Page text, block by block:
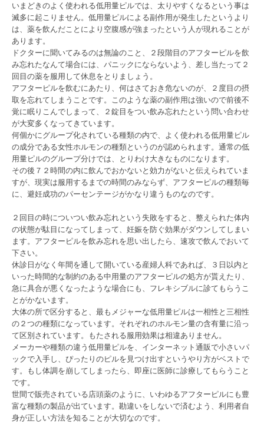
いまどきのよく使われる低用量ピルでは、太りやすくなるという事は
滅多に起こりません。低用量ピルによる副作用が発生したというより
は、薬を飲んだことにより空腹感が強まったという人が現れることが
あります。
ドクターに聞いてみるのは無論のこと、２段階目のアフターピルを飲
み忘れたなんて場合には、パニックにならないよう、差し当たって２
回目の薬を服用して休息をとりましょう。
アフターピルを飲むにあたり、何はさておき危ないのが、２度目の摂
取を忘れてしまうことです。このような薬の副作用は強いので前後不
覚に眠りこんでしまって、２錠目をつい飲み忘れたという問い合わせ
が大変多くなってきています。
何個かにグループ化されている種類の内で、よく使われる低用量ピル
の成分である女性ホルモンの種類というのが認められます。通常の低
用量ピルのグループ分けでは、とりわけ大きなものになります。
その後７２時間の内に飲んでおかないと効力がないと伝えられていま
すが、現実は服用するまでの時間のみならず、アフターピルの種類毎
に、避妊成功のパーセンテージがかなり違うものなのです。
２回目の時についつい飲み忘れという失敗をすると、整えられた体内
の状態が駄目になってしまって、妊娠を防ぐ効果がダウンしてしまい
ます。アフターピルを飲み忘れを思い出したら、速攻で飲んでおいて
下さい。
休診日がなく年間を通して開いている産婦人科であれば、３日以内と
いった時間的な制約のある中用量のアフターピルの処方が貰えたり、
急に具合が悪くなったような場合にも、フレキシブルに診てもらうこ
とがかないます。
大体の所で区分すると、最もメジャーな低用量ピルは一相性と三相性
の２つの種類になっています。それぞれのホルモン量の含有量に沿っ
て区別されています。もたされる服用効果は相違ありません。
メーカーや種類の違う低用量ピルを、インターネット通販で小さいパ
ックで入手し、ぴったりのピルを見つけ出すというやり方がベストで
す。もし体調を崩してしまったら、即座に医師に診療してもらうこと
です。
世間で販売されている店頭薬のように、いわゆるアフターピルにも豊
富な種類の製品が出ています。勘違いをしないで済むよう、利用者自
身が正しい方法を知ることが大切なのです。